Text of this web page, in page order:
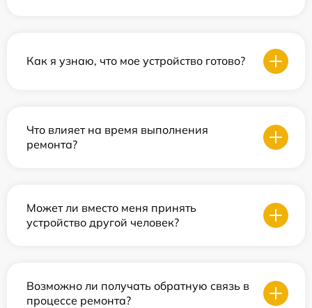
Как я узнаю, что мое устройство готово?
Что влияет на время выполнения
ремонта?
Может ли вместо меня принять
устройство другой человек?
Возможно ли получать обратную связь в
процессе ремонта?